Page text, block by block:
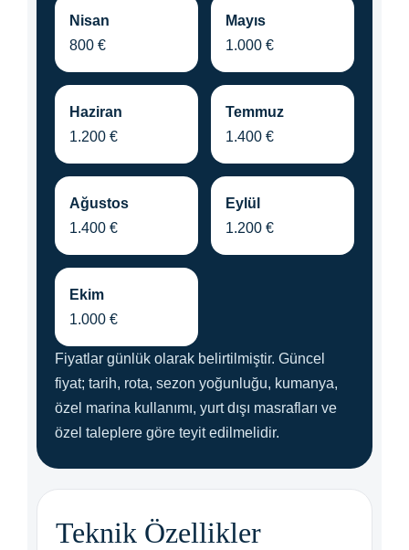
Nisan
800 €
Mayıs
1.000 €
Haziran
1.200 €
Temmuz
1.400 €
Ağustos
1.400 €
Eylül
1.200 €
Ekim
1.000 €
Fiyatlar günlük olarak belirtilmiştir. Güncel
fiyat; tarih, rota, sezon yoğunluğu, kumanya,
özel marina kullanımı, yurt dışı masrafları ve
özel taleplere göre teyit edilmelidir.
Teknik Özellikler